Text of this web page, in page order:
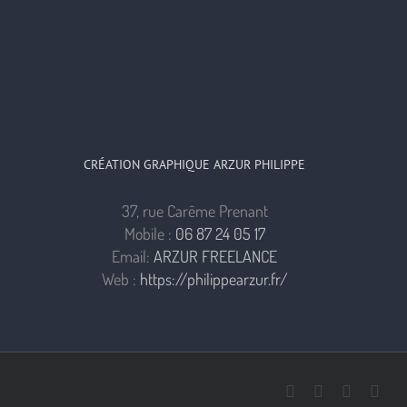
CRÉATION GRAPHIQUE ARZUR PHILIPPE
37, rue Carême Prenant
Mobile : 06 87 24 05 17
Email: ARZUR FREELANCE
Web : https://philippearzur.fr/
FacebookPinterest